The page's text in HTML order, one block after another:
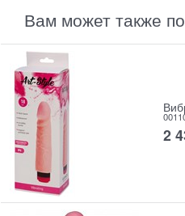
Вам может также
2